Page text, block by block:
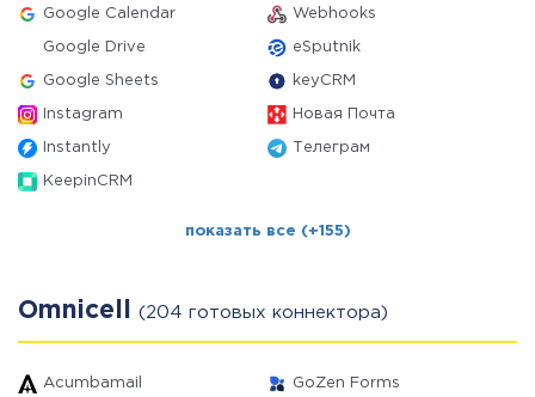
Google Calendar Webhooks
Google Drive eSputnik
Google Sheets keyCRM
Instagram Новая Почта
Instantly Телеграм
KeepinCRM
показать все (+155)
Omnicell (204 готовых коннектора)
Acumbamail GoZen Forms